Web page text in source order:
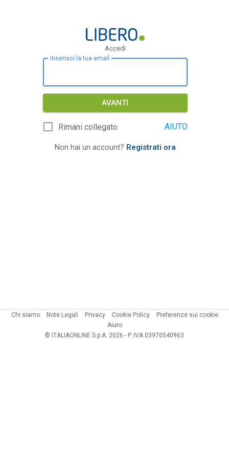
Accedi
Inserisci la tua email
AVANTI
Rimani collegato AIUTO
Non hai un account? Registrati ora
Chi siamo Note Legali Privacy Cookie Policy
Preferenze sui cookie
Aiuto
© ITALIAONLINE S.p.A. 2026 - P. IVA 03970540963